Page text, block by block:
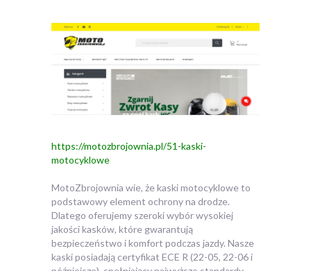
https://motozbrojownia.pl/51-kaski-
motocyklowe
MotoZbrojownia wie, że kaski motocyklowe to
podstawowy element ochrony na drodze.
Dlatego oferujemy szeroki wybór wysokiej
jakości kasków, które gwarantują
bezpieczeństwo i komfort podczas jazdy. Nasze
kaski posiadają certyfikat ECE R (22-05, 22-06 i